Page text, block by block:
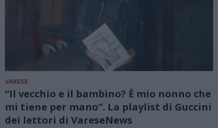
VARESE
“Il vecchio e il bambino? È mio nonno che
mi tiene per mano”. La playlist di Guccini
dei lettori di VareseNews